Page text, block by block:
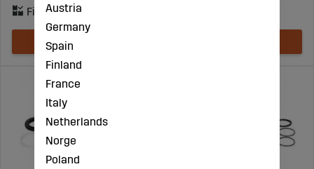
Austria
Germany
Spain
Finland
France
Italy
Netherlands
Norge
Poland